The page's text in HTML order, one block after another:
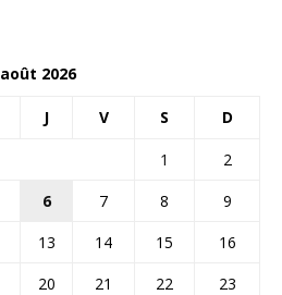
août 2026
J V S D
1
2
6 7 8
9
13 14 15
16
20 21 22
23